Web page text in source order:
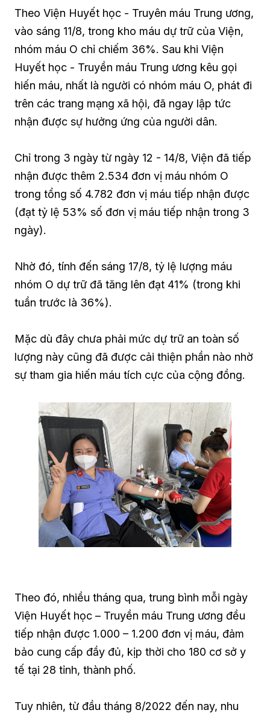
Theo Viện Huyết học - Truyên máu Trung ương,
vào sáng 11/8, trong kho máu dự trữ của Viện,
nhóm máu O chỉ chiếm 36%. Sau khi Viện
Huyết học - Truyền máu Trung ương kêu gọi
hiến máu, nhất là người có nhóm máu O, phát đi
trên các trang mạng xã hội, đã ngay lập tức
nhận được sự hưởng ứng của người dân.
Chỉ trong 3 ngày từ ngày 12 - 14/8, Viện đã tiếp
nhận được thêm 2.534 đơn vị máu nhóm O
trong tổng số 4.782 đơn vị máu tiếp nhận được
(đạt tỷ lệ 53% số đơn vị máu tiếp nhận trong 3
ngày).
Nhờ đó, tính đến sáng 17/8, tỷ lệ lượng máu
nhóm O dự trữ đã tăng lên đạt 41% (trong khi
tuần trước là 36%).
Mặc dù đây chưa phải mức dự trữ an toàn số
lượng này cũng đã được cải thiện phần nào nhờ
sự tham gia hiến máu tích cực của cộng đồng.
Theo đó, nhiều tháng qua, trung bình mỗi ngày
Viện Huyết học – Truyền máu Trung ương đều
tiếp nhận được 1.000 – 1.200 đơn vị máu, đảm
bảo cung cấp đầy đủ, kịp thời cho 180 cơ sở y
tế tại 28 tỉnh, thành phố.
Tuy nhiên, từ đầu tháng 8/2022 đến nay, nhu